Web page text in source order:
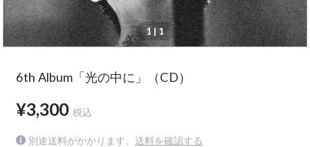
1| 1
6th Album「光の中に」（CD）
¥3,300 税込
別途送料がかかります。 送料を確認する